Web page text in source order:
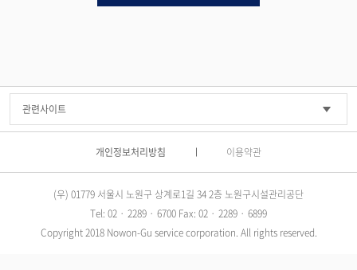
개인정보처리방침 이용약관
(우) 01779 서울시 노원구 상계로1길 34 2층 노원구시설관리공단
Tel: 02 · 2289 · 6700 Fax: 02 · 2289 · 6899
Copyright 2018 Nowon-Gu service corporation. All rights reserved.